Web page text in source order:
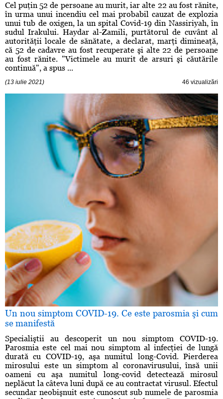
Cel puţin 52 de persoane au murit, iar alte 22 au fost rănite,
în urma unui incendiu cel mai probabil cauzat de explozia
unui tub de oxigen, la un spital Covid-19 din Nassiriyah, în
sudul Irakului. Haydar al-Zamili, purtătorul de cuvânt al
autorităţii locale de sănătate, a declarat, marţi dimineaţă,
că 52 de cadavre au fost recuperate şi alte 22 de persoane
au fost rănite. "Victimele au murit de arsuri şi căutările
continuă", a spus ...
(13 iulie 2021) 46 vizualizări
Un nou simptom COVID-19. Ce este parosmia şi cum
se manifestă
Specialiştii au descoperit un nou simptom COVID-19.
Parosmia este cel mai nou simptom al infecţiei de lungă
durată cu COVID-19, aşa numitul long-Covid. Pierderea
mirosului este un simptom al coronavirusului, însă unii
oameni cu aşa numitul long-covid detectează mirosul
neplăcut la câteva luni după ce au contractat virusul. Efectul
secundar neobişnuit este cunoscut sub numele de parosmia